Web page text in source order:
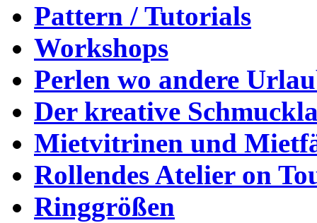
Pattern / Tutorials
Workshops
Perlen wo andere
Der kreative
Mietvitrinen und
Rollendes Atelier on
Ringgrößen